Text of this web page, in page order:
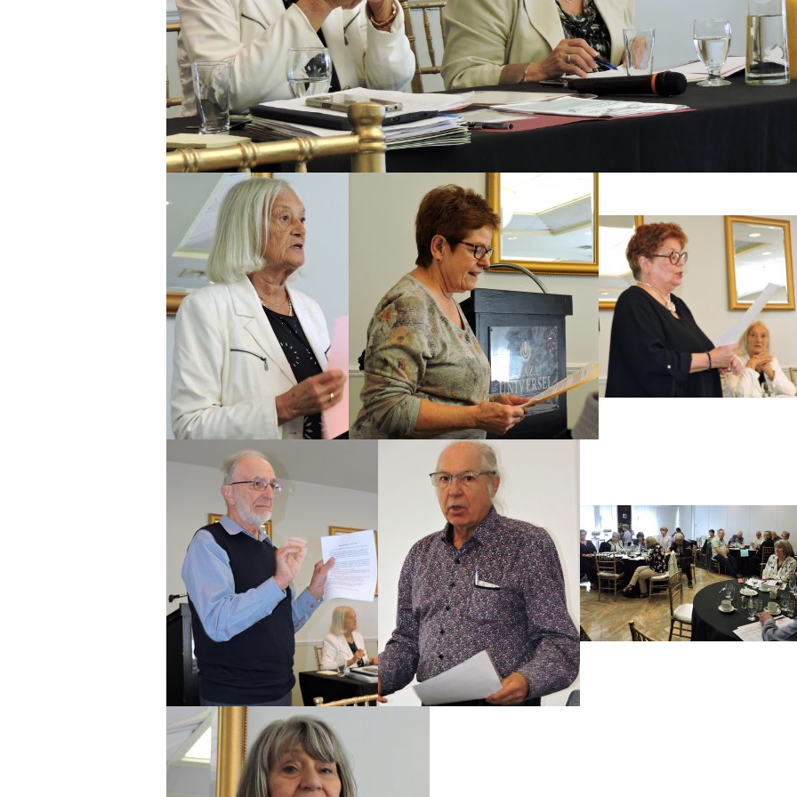
BULLETINS 2020
BULLETINS 2019
Bulletin mensuel 2018
Bulletin mensuel 2017
Bulletin mensuel 2016
Dîner de l’Amitié 2026
Dîner de Noël 2025 — photos de
Dîner estival et des bénévoles
Dîner de printemps ~ EMRTM
Dîner de l’amitié-ITHQ 2025
Diner de Noël 2024
Fondation Laure-Gaudreault
Diner des ainés 2024
AGS 2024
Dîner de l’amitié 2024
Dîner des bénévoles 2023
Dîner du 10 mai 2023
Dîner du 4 avril 2023
Dîner de Noël 2022
Assemblée générale Laure-Gaudreault